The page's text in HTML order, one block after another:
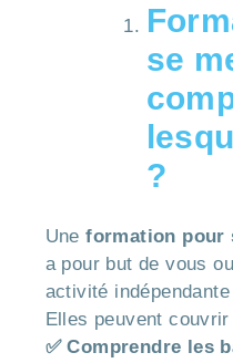
se
?
Uneformation pour
a pour but de vous
activité
Elles peuvent
✅ Comprendre les